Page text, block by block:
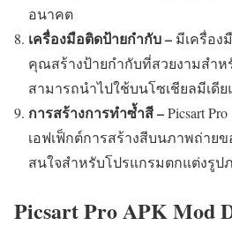
อนาคต
เครื่องมือติดป้ายกำกับ – มีเครื่อง
คุณสร้างป้ายกำกับที่สวยงามสำห
สามารถนำไปใช้บนโซเชียลมีเดี
การสร้างการทำซ้ำสี –Picsart
เอฟเฟ็กต์การสร้างสีบนภาพถ่าย
สนใจสำหรับโปรแกรมตกแต่งรูป
Picsart Pro APK Mod